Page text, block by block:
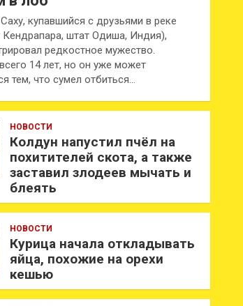
купавшийся с друзьями в реке
Кендрапара, штат Одиша, Индия),
редкостное мужество.
14 лет, но он уже может
тем, что сумел отбиться…
НОВОСТИ
Колдун напустил пчёл на
похитителей скота, а также
заставил злодеев мычать и
блеять
НОВОСТИ
Курица начала откладывать
яйца, похожие на орехи
кешью